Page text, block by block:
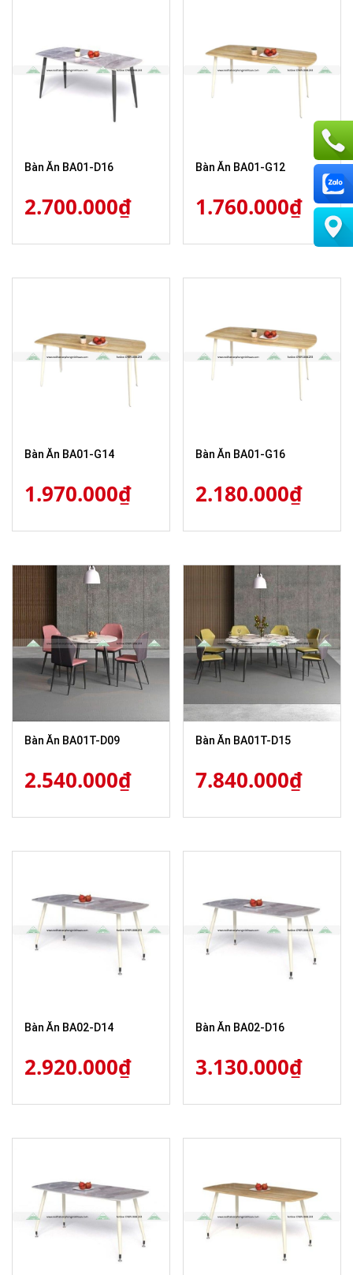
Bàn Ăn BA01-D16
2.700.000₫
Bàn Ăn BA01-G12
1.760.000₫
Bàn Ăn BA01-G14
1.970.000₫
Bàn Ăn BA01-G16
2.180.000₫
Bàn Ăn BA01T-D09
2.540.000₫
Bàn Ăn BA01T-D15
7.840.000₫
Bàn Ăn BA02-D14
2.920.000₫
Bàn Ăn BA02-D16
3.130.000₫